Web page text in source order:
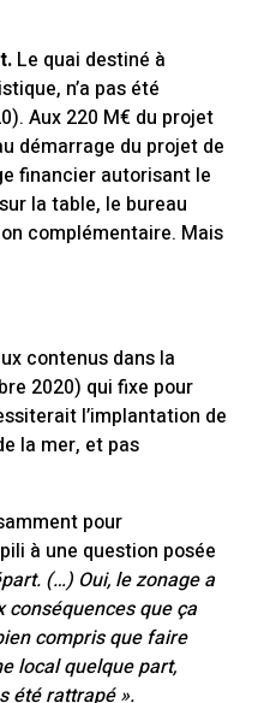
Le quai destiné à
n’a pas été
Aux 220 M€ du projet
démarrage du projet de
financier autorisant le
la table, le bureau
complémentaire. Mais
contenus dans la
2020) qui fixe pour
l’implantation de
la mer, et pas
pour
à une question posée
(…) Oui, le zonage a
que ça
compris que faire
local quelque part,
été rattrapé ».